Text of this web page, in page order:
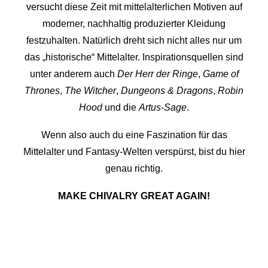
versucht diese Zeit mit mittelalterlichen Motiven auf
moderner, nachhaltig produzierter Kleidung
festzuhalten. Natürlich dreht sich nicht alles nur um
das „historische“ Mittelalter. Inspirationsquellen sind
unter anderem auch Der Herr der Ringe, Game of
Thrones, The Witcher, Dungeons & Dragons, Robin
Hoodund die Artus-Sage.
Wenn also auch du eine Faszination für das
Mittelalter und Fantasy-Welten verspürst, bist du hier
genau richtig.
MAKE CHIVALRY GREAT AGAIN!